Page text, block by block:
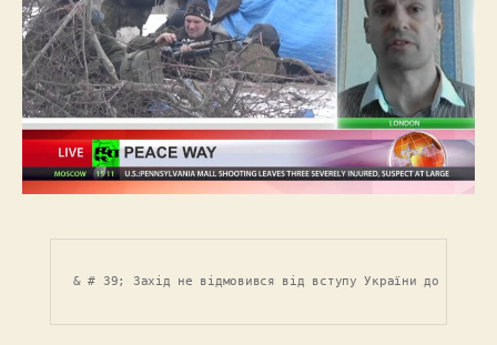
& # 39; Захід не відмовився від вступу України до НАТО